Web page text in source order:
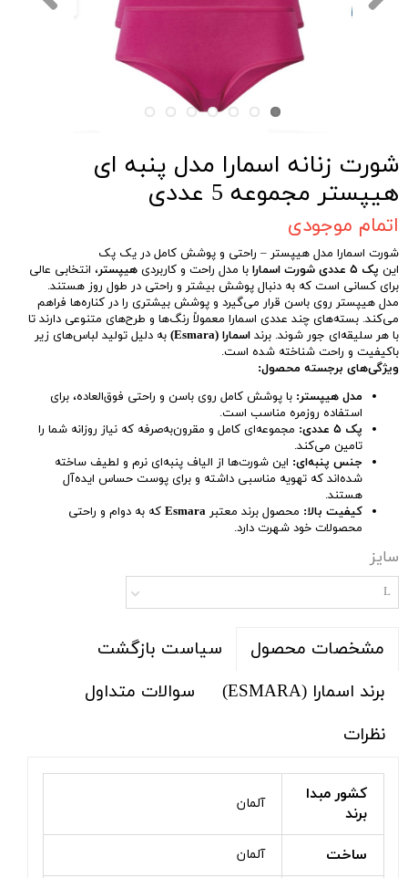
شورت زنانه اسمارا مدل پنبه ای
هیپستر مجموعه 5 عددی
اتمام موجودی
شورت اسمارا مدل هیپستر – راحتی و پوشش کامل در یک پک
این پک ۵ عددی شورت اسمارا با مدل راحت و کاربردیهیپستر، انتخابی عالی
برای کسانی است که به دنبال پوشش بیشتر و راحتی در طول روز هستند.
مدل هیپستر روی باسن قرار می‌گیرد و پوشش بیشتری را در کناره‌ها فراهم
می‌کند. بسته‌های چند عددی اسمارا معمولاً رنگ‌ها و طرح‌های متنوعی دارند تا
با هر سلیقه‌ای جور شوند. برنداسمارا (Esmara)
به دلیل تولید لباس‌های زیر
باکیفیت و راحت شناخته شده است.
ویژگی‌های برجسته محصول:
مدل هیپستر: با پوشش کامل روی باسن و راحتی فوق‌العاده، برای
استفاده روزمره مناسب است.
پک ۵ عددی:
مجموعه‌ای کامل و مقرون‌به‌صرفه که نیاز روزانه شما را
تامین می‌کند.
جنس پنبه‌ای: این شورت‌ها از الیاف پنبه‌ای نرم و لطیف ساخته
شده‌اند که تهویه مناسبی داشته و برای پوست حساس ایده‌آل
هستند.
کیفیت بالا: محصول برند معتبرEsmara که به دوام و راحتی
محصولات خود شهرت دارد.
سایز
L
مشخصات محصول
سیاست بازگشت
برند اسمارا (ESMARA)
سوالات متداول
نظرات
کشور مبدا
برند
آلمان
ساخت آلمان